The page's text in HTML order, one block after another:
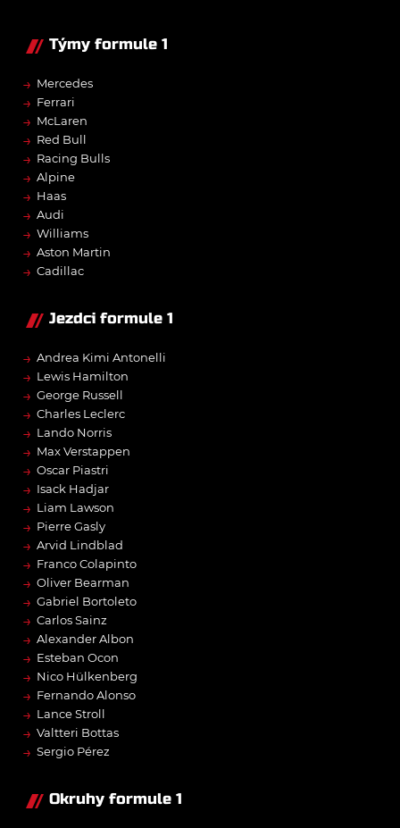
Týmy formule 1
→ Mercedes
→ Ferrari
→ McLaren
→ Red Bull
→ Racing Bulls
→ Alpine
→ Haas
→ Audi
→ Williams
→ Aston Martin
→ Cadillac
Jezdci formule 1
→ Andrea Kimi Antonelli
→ Lewis Hamilton
→ George Russell
→ Charles Leclerc
→ Lando Norris
→ Max Verstappen
→ Oscar Piastri
→ Isack Hadjar
→ Liam Lawson
→ Pierre Gasly
→ Arvid Lindblad
→ Franco Colapinto
→ Oliver Bearman
→ Gabriel Bortoleto
→ Carlos Sainz
→ Alexander Albon
→ Esteban Ocon
→ Nico Hülkenberg
→ Fernando Alonso
→ Lance Stroll
→ Valtteri Bottas
→ Sergio Pérez
Okruhy formule 1